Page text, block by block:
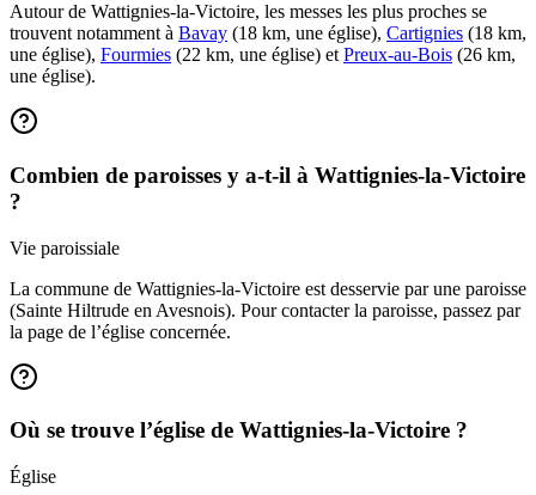
Autour de Wattignies-la-Victoire, les messes les plus proches se
trouvent notamment à Bavay (18 km, une église), Cartignies (18 km,
une église), Fourmies (22 km, une église) et Preux-au-Bois (26 km,
une église).
Combien de paroisses y a-t-il à Wattignies-la-Victoire
?
Vie paroissiale
La commune de Wattignies-la-Victoire est desservie par une paroisse
(Sainte Hiltrude en Avesnois). Pour contacter la paroisse, passez par
la page de l’église concernée.
Où se trouve l’église de Wattignies-la-Victoire ?
Église